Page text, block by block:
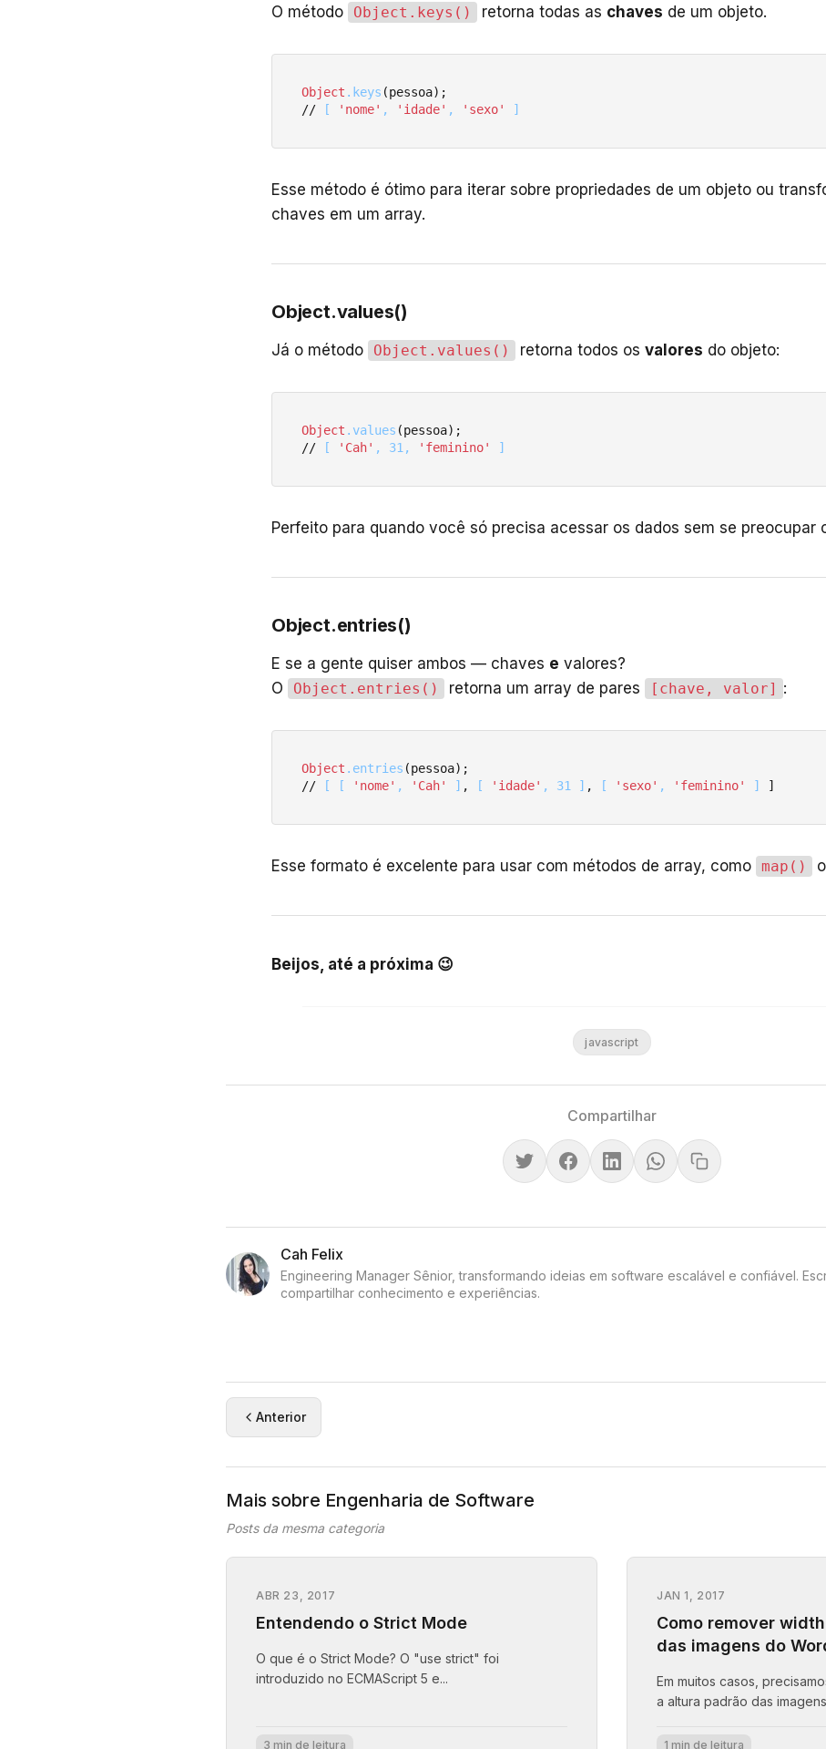
O método Object.keys() retorna todas as chaves de um objeto.
Object .keys (pessoa);
//
[ 'nome' , 'idade' , 'sexo' ]
Esse método é ótimo para iterar sobre propriedades de um objeto ou
chaves em um array.
Object.values()
Já o método Object.values() retorna todos os valores do objeto:
Object .values (pessoa);
//
[ 'Cah' , 31, 'feminino' ]
Perfeito para quando você só precisa acessar os dados sem se preocupar
Object.entries()
E se a gente quiser ambos — chaves e valores?
O
Object.entries() retorna um array de pares [chave, valor] :
Object .entries (pessoa);
//
[ [ 'nome' , 'Cah' ] , [ 'idade' , 31 ] , [ 'sexo' , 'feminino' ] ]
Esse formato é excelente para usar com métodos de array, como map()
Beijos, até a próxima 😉
javascript
Compartilhar
Cah Felix
Engineering Manager Sênior, transformando ideias em software escalável e confiável.
compartilhar conhecimento e experiências.
Anterior
Mais sobre Engenharia de Software
Posts da mesma categoria
ABR 23, 2017
Entendendo o Strict Mode
O que é o Strict Mode? O "use strict" foi
introduzido no ECMAScript 5 e...
3 min de leitura
JAN 1, 2017
Como remover
das imagens do
Em muitos casos,
a altura padrão das
1 min de leitura